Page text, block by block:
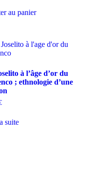
au panier
à l’âge d’or du
; ethnologie d’une
suite